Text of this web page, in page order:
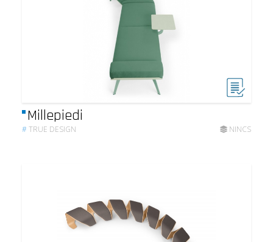
Millepiedi
#TRUE DESIGN NINCS